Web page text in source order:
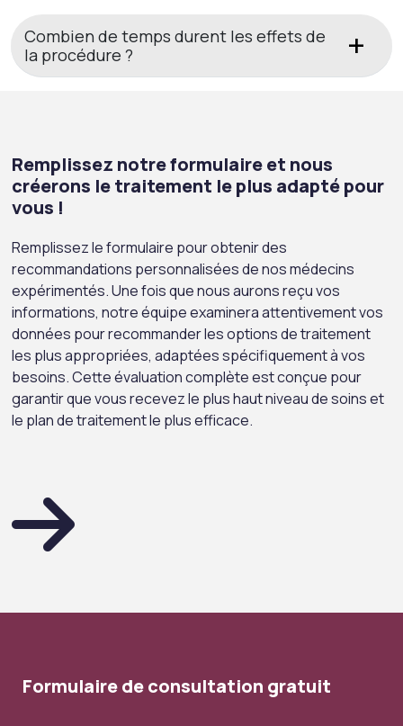
Combien de temps durent les effets de
la procédure ?
Remplissez notre formulaire et nous
créerons le traitement le plus adapté pour
vous !
Remplissez le formulaire pour obtenir des
recommandations personnalisées de nos médecins
expérimentés. Une fois que nous aurons reçu vos
informations, notre équipe examinera attentivement vos
données pour recommander les options de traitement
les plus appropriées, adaptées spécifiquement à vos
besoins. Cette évaluation complète est conçue pour
garantir que vous recevez le plus haut niveau de soins et
le plan de traitement le plus efficace.
Formulaire de consultation gratuit